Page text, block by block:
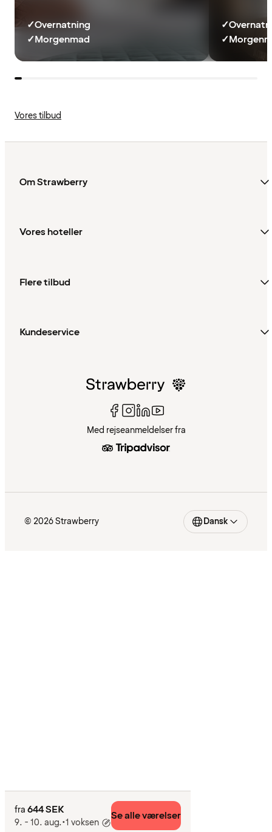
fra 644 SEK
9. - 10. aug.•1 voksen
Se alle værelser
✓Overnatning
✓Morgenmad
✓
✓
Vores tilbud
Om Strawberry
Vores hoteller
Flere tilbud
Kundeservice
Med rejseanmeldelser fra
© 2026 Strawberry Dansk